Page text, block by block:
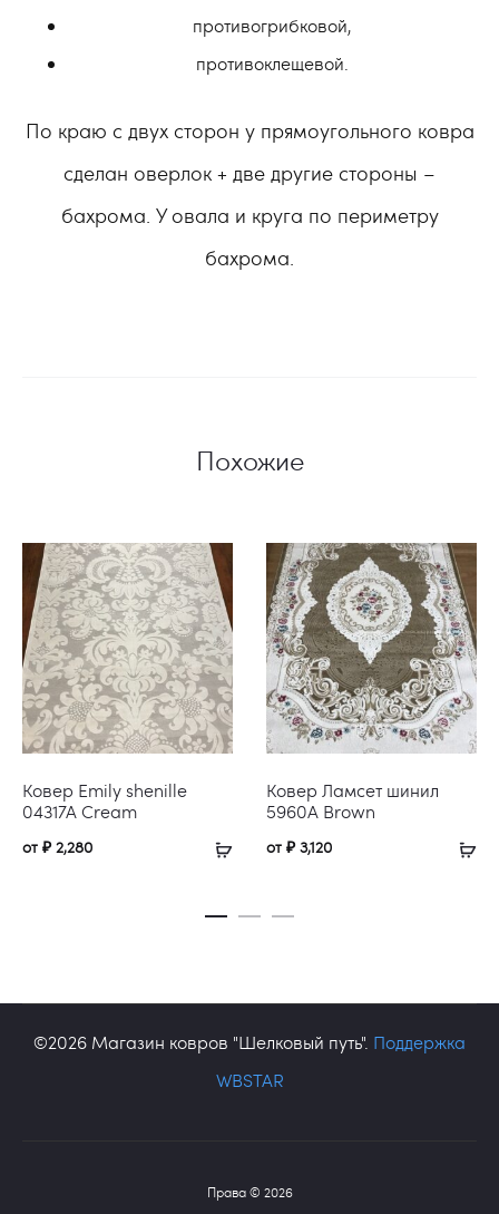
противогрибковой,
противоклещевой.
По краю с двух сторон у прямоугольного ковра
сделан оверлок + две другие стороны –
бахрома. У овала и круга по периметру
бахрома.
Похожие
Ковер Emily shenille
04317A Сream
от ₽2,280
Ковер Ламсет шинил
5960A Brown
от ₽3,120
©2026 Магазин ковров "Шелковый путь". Поддержка
WBSTAR
Права © 2026